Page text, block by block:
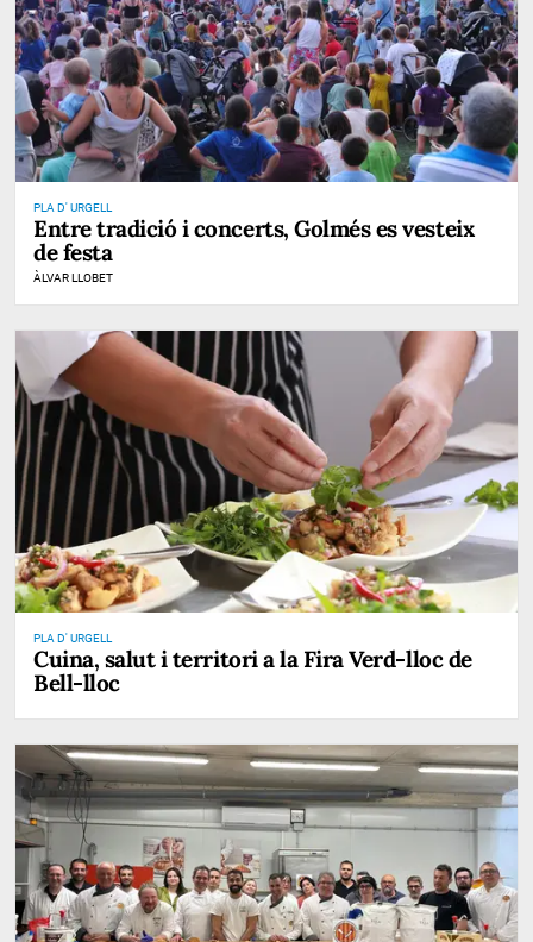
PLA D' URGELL
Entre tradició i concerts, Golmés es vesteix
de festa
ÀLVAR LLOBET
PLA D' URGELL
Cuina, salut i territori a la Fira Verd-lloc de
Bell-lloc